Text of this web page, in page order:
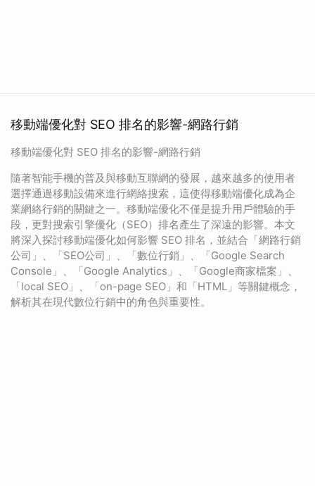
移動端優化對 SEO 排名的影響-網路行銷
移動端優化對 SEO 排名的影響-網路行銷
隨著智能手機的普及與移動互聯網的發展，越來越多的使用者
選擇通過移動設備來進行網絡搜索，這使得移動端優化成為企
業網絡行銷的關鍵之一。移動端優化不僅是提升用戶體驗的手
段，更對搜索引擎優化（SEO）排名產生了深遠的影響。本文
將深入探討移動端優化如何影響 SEO 排名，並結合「網路行銷
公司」、「SEO公司」、「數位行銷」、「Google Search
Console」、「Google Analytics」、「Google商家檔案」、
「local SEO」、「on-page SEO」和「HTML」等關鍵概念，
解析其在現代數位行銷中的角色與重要性。